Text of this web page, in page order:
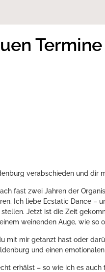
verabschieden und dir
fast zwei Jahren der
Ich liebe Ecstatic Dance –
Jetzt ist die Zeit
weinenden Auge, wie so
mit mir getanzt hast oder
und einen
erhälst – so wie ich es auch